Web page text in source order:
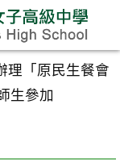
理「原民生餐會
生參加